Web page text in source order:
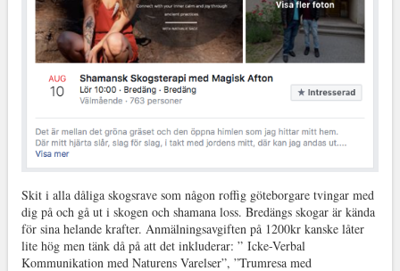
Skit i alla dåliga skogsrave som någon roffig göteborgare tvingar med
dig på och gå ut i skogen och shamana loss. Bredängs skogar är kända
för sina helande krafter. Anmälningsavgiften på 1200kr kanske låter
lite hög men tänk då på att det inkluderar: ” Icke-Verbal
Kommunikation med Naturens Varelser”, ”Trumresa med